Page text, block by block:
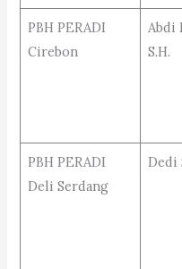
PBH PERADI
Cirebon
Abdi
S.H.
PBH PERADI
Deli Serdang
Dedi